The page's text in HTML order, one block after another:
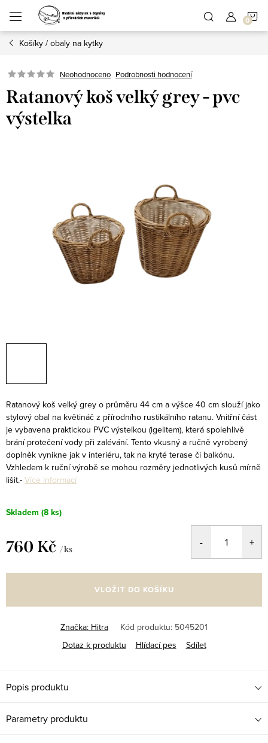
obsah
Košíky / obaly na kytky
Neohodnoceno Podrobnosti hodnocení
Ratanový koš velký grey - pvc
výstelka
Ratanový koš velký grey o průměru 44 cm a výšce 40 cm slouží jako
stylový obal na květináč z přírodního rustikálního ratanu. Vnitřní část
je vybavena praktickou PVC výstelkou (igelitem), která spolehlivě
brání protečení vody při zalévání. Tento vkusný a ručně vyrobený
doplněk vynikne jak v interiéru, tak na kryté terase či balkónu.
Vzhledem k ruční výrobě se mohou rozměry jednotlivých kusů mírně
lišit.- Více informací
Skladem (8 ks)
760 Kč / ks
cena:
VLOŽIT DO KOŠÍKU
Značka: Hitra Kód produktu: 5045201
Dotaz k produktu
Hlídací pes Sdílet
Popis produktu
Parametry produktu